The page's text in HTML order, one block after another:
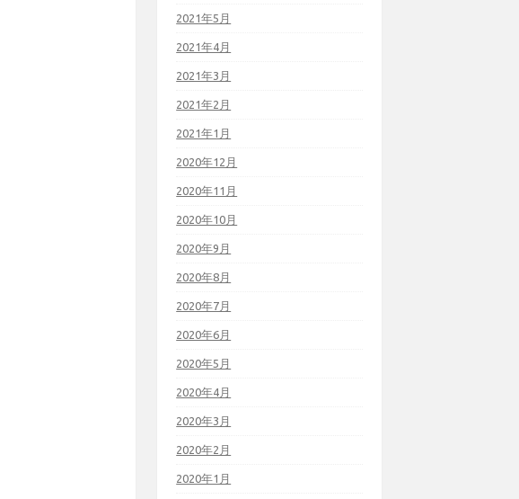
2021年5月
2021年4月
2021年3月
2021年2月
2021年1月
2020年12月
2020年11月
2020年10月
2020年9月
2020年8月
2020年7月
2020年6月
2020年5月
2020年4月
2020年3月
2020年2月
2020年1月